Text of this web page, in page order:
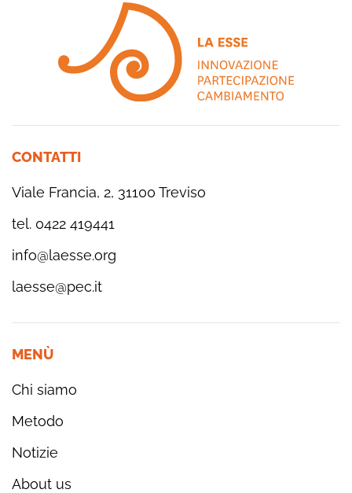
CONTATTI
Viale Francia, 2, 31100 Treviso
tel. 0422 419441
info@laesse.org
laesse@pec.it
MENÙ
Chi siamo
Metodo
Notizie
About us